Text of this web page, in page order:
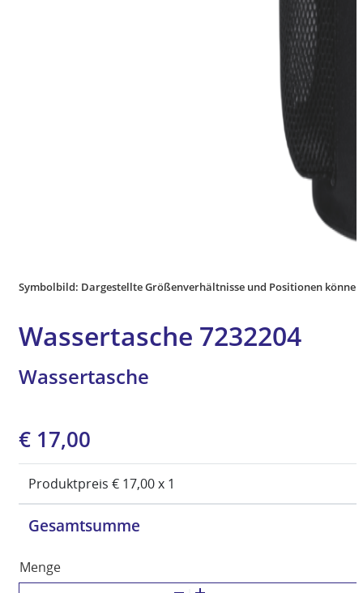
Symbolbild: Dargestellte Größenverhältnisse und Positionen
Wassertasche 7232204
Wassertasche
Ursprünglicher
Preis
war:
€ 24,99
€ 17,00
Preis
ist:
€ 17,00.
Produktpreis € 17,00x 1
Gesamtsumme